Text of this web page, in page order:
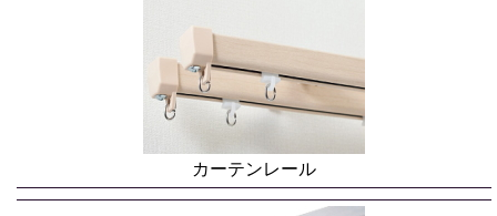
カーテンレール